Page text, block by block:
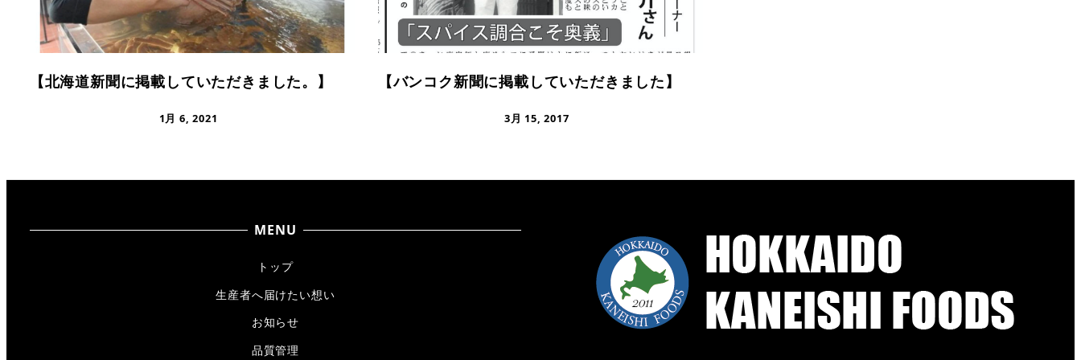
【北海道新聞に掲載していただきました。】
1月 6, 2021
【バンコク新聞に掲載していただきました】
3月 15, 2017
MENU
トップ
生産者へ届けたい想い
お知らせ
品質管理